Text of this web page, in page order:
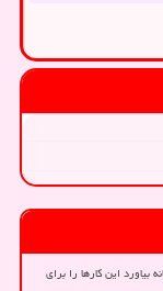
بیاورد این کارها را برای